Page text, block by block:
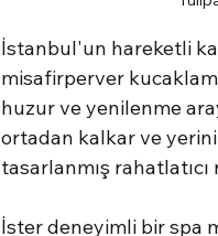
İstanbul'un hareketli
misafirperver
huzur ve yenilenme
ortadan kalkar ve
tasarlanmış rahatlatıcı
İster deneyimli bir spa